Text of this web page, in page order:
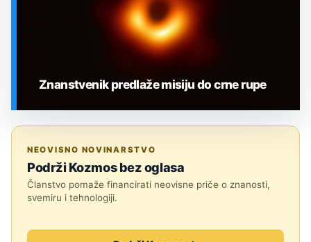
Znanstvenik predlaže misiju do crne rupe
NEOVISNO NOVINARSTVO
Podrži Kozmos bez oglasa
Članstvo pomaže financirati neovisne priče o znanosti,
svemiru i tehnologiji.